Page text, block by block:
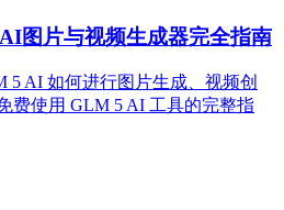
图片与视频生成器完全指南
5 AI 如何进行图片生成、视频创
费使用 GLM 5 AI 工具的完整指